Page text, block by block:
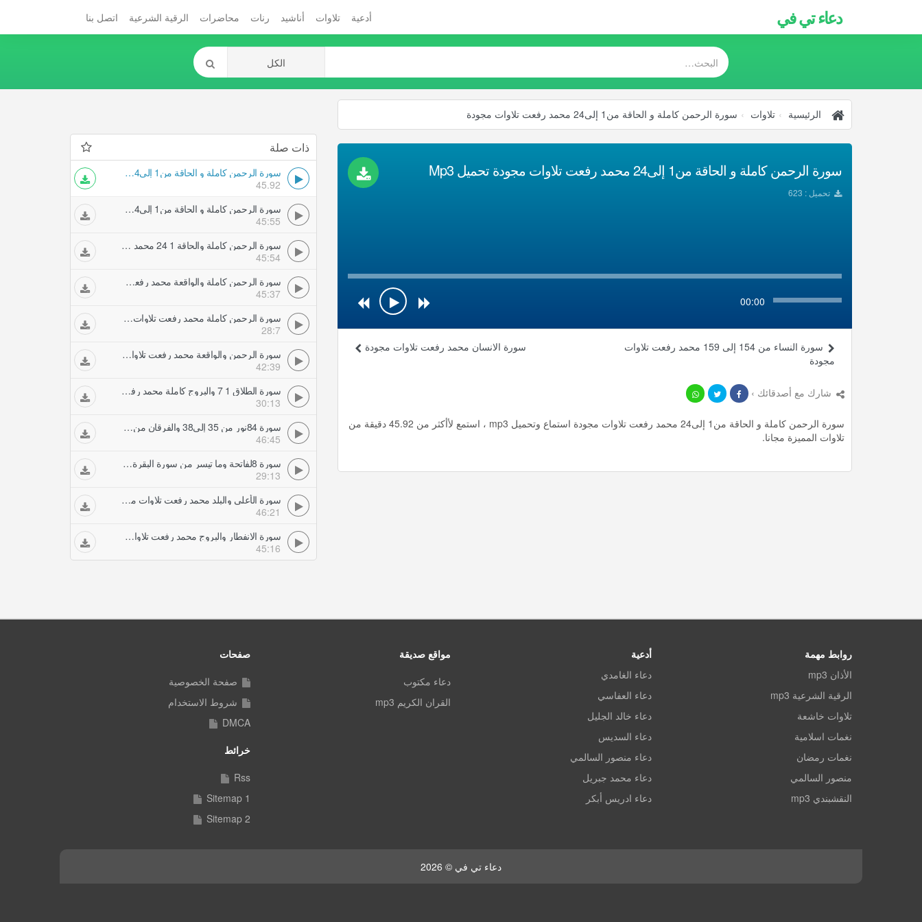
دعاء تي في أدعية تلاوات أناشيد رنات محاضرات الرقية الشرعية اتصل بنا
الرئيسية تلاوات سورة الرحمن كاملة و الحاقة من1 إلى24 محمد رفعت تلاوات مجودة
سورة الرحمن كاملة و الحاقة من1 إلى24 محمد رفعت تلاوات مجودة تحميل Mp3
تحميل : 623
00:00
سورة الانسان محمد رفعت تلاوات مجودة
سورة النساء من 154 إلى 159 محمد رفعت تلاوات
مجودة
شارك مع أصدقائك ›
سورة الرحمن كاملة و الحاقة من1 إلى24 محمد رفعت تلاوات مجودة استماع وتحميل mp3 ، استمع لأأكثر من 45.92 دقيقة من
تلاوات المميزة مجانا.
ذات صلة
سورة الرحمن كاملة و الحاقة من1 إلى24 محمد رفعت تلاوات مجودة
45.92
سورة الرحمن كاملة و الحاقة من1 إلى24 محمد رفعت تلاوات مجودة
45:55
سورة الرحمن كاملة والحاقة 1 24 محمد رفعت تلاوات مجودة
45:54
سورة الرحمن كاملة والواقعة محمد رفعت تلاوات مجودة
45:37
سورة الرحمن كاملة محمد رفعت تلاوات مجودة
28:7
سورة الرحمن والواقعة محمد رفعت تلاوات مجودة
42:39
سورة الطلاق 1 7 والبروج كاملة محمد رفعت تلاوات مجودة
30:13
سورة 84نور من 35 إلى38 والفرقان من 61 إلى76 محمد رفعت تلاوات مجودة
46:45
سورة 8لفاتحة وما تيسر من سورة البقرة محمد رفعت تلاوات مجودة
29:13
سورة الأعلى والبلد محمد رفعت تلاوات مجودة
46:21
سورة الانفطار والبروج محمد رفعت تلاوات مجودة
45:16
روابط مهمة
الأذان mp3
الرقية الشرعية mp3
تلاوات خاشعة
نغمات اسلامية
نغمات رمضان
منصور السالمي
النقشبندي mp3
أدعية
دعاء الغامدي
دعاء العفاسي
دعاء خالد الجليل
دعاء السديس
دعاء منصور السالمي
دعاء محمد جبريل
دعاء ادريس أبكر
مواقع صديقة
دعاء مكتوب
القران الكريم mp3
صفحات
صفحة الخصوصية
شروط الاستخدام
DMCA
خرائط
Rss
Sitemap 1
Sitemap 2
دعاء تي في © 2026